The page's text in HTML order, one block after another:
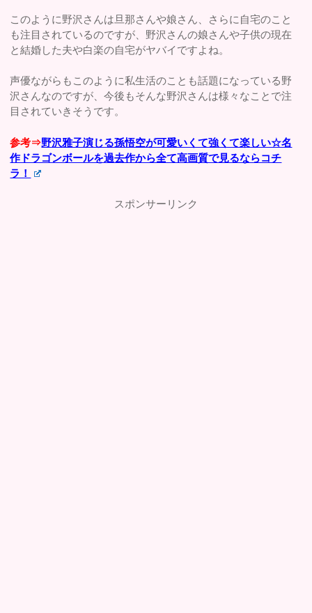
このように野沢さんは旦那さんや娘さん、さらに自宅のこと
も注目されているのですが、野沢さんの娘さんや子供の現在
と結婚した夫や白楽の自宅がヤバイですよね。
声優ながらもこのように私生活のことも話題になっている野
沢さんなのですが、今後もそんな野沢さんは様々なことで注
目されていきそうです。
参考⇒野沢雅子演じる孫悟空が可愛いくて強くて楽しい☆名
作ドラゴンボールを過去作から全て高画質で見るならコチ
ラ！
スポンサーリンク